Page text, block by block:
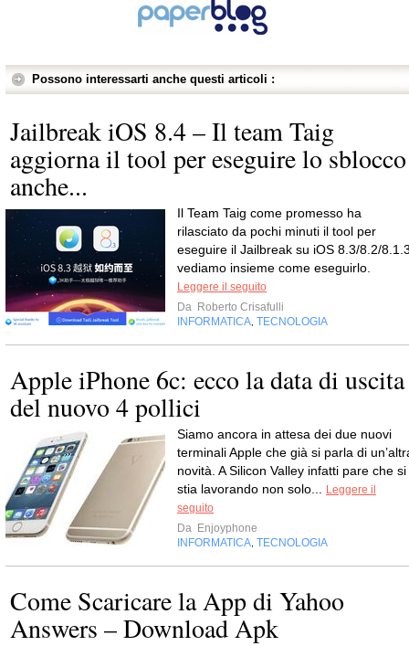
Possono interessarti anche questi articoli :
Jailbreak iOS 8.4 – Il team Taig
aggiorna il tool per eseguire lo sblocco
anche...
Il Team Taig come promesso ha
rilasciato da pochi minuti il tool per
eseguire il Jailbreak su iOS 8.3/8.2/
vediamo insieme come eseguirlo.
Leggere il seguito
Da Roberto Crisafulli
INFORMATICA TECNOLOGIA
Apple iPhone 6c: ecco la data di uscita
del nuovo 4 pollici
Siamo ancora in attesa dei due nuovi
terminali Apple che già si parla di
novità. A Silicon Valley infatti pare che si
stia lavorando non solo...
Leggere il
seguito
Da Enjoyphone
INFORMATICA TECNOLOGIA
Come Scaricare la App di Yahoo
Answers – Download Apk